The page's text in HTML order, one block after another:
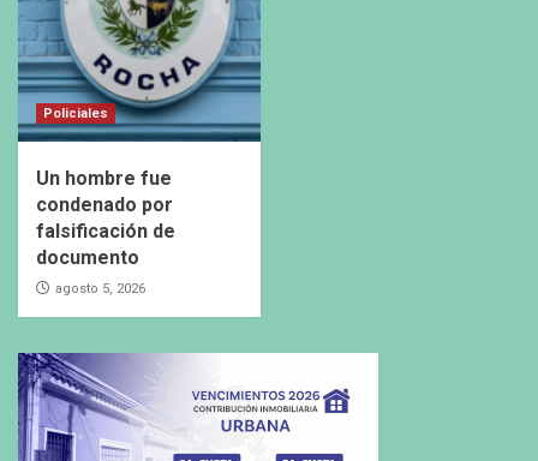
Policiales
Un hombre fue
condenado por
falsificación de
documento
agosto 5, 2026